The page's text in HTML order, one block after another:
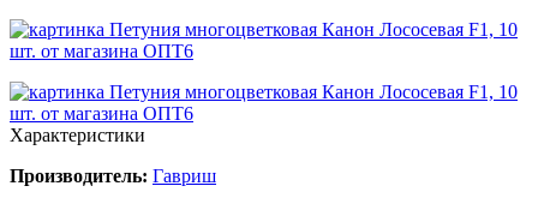
Характеристики
Производитель: Гавриш